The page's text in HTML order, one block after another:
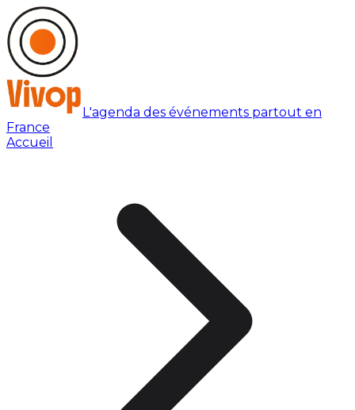
L'agenda des événements partout en
France
Accueil